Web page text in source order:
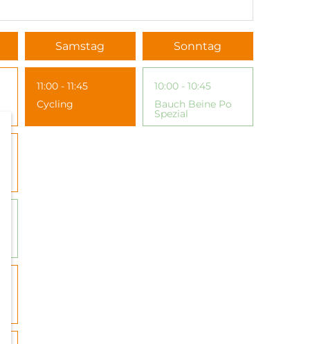
Samstag
11:00 - 11:45
Cycling
Sonntag
10:00 - 10:45
Bauch Beine Po
Spezial